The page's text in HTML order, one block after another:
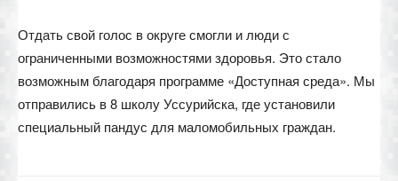
Отдать свой голос в округе смогли и люди с
ограниченными возможностями здоровья. Это стало
возможным благодаря программе «Доступная среда». Мы
отправились в 8 школу Уссурийска, где установили
специальный пандус для маломобильных граждан.